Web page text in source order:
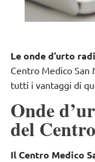
Le onde d’urto
Centro Medico
tutti i vantaggi di
Onde
del
Il Centro Medico